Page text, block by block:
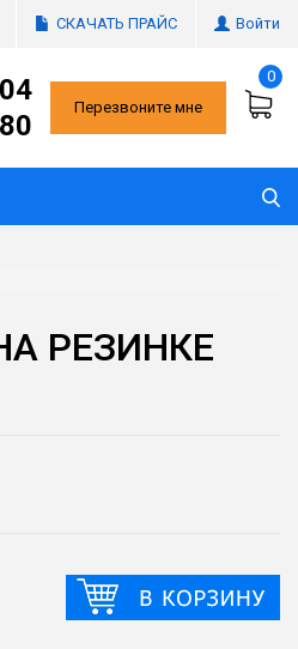
СКАЧАТЬ ПРАЙС Войти
Перезвоните мне
0
РЕЗИНКЕ